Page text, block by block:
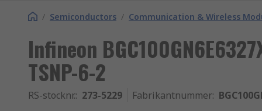
/ Semiconductors / Communication & Wireless
Infineon
TSNP-6-2
RS-stocknr.: 273-5229 Fabrikantnummer: